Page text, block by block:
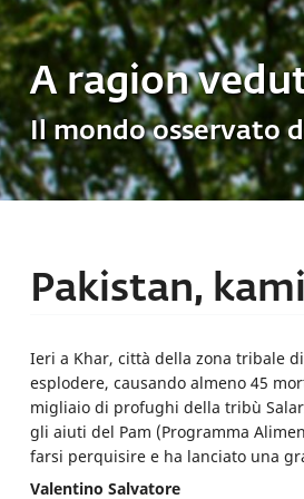
A ragion
Il mondo osservato
Pakistan,
Ieri a Khar, città della zona tribale
esplodere, causando almeno 45
migliaio di profughi della tribù
gli aiuti del Pam (Programma
farsi perquisire e ha lanciato una
Valentino Salvatore